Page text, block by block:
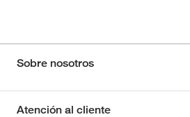
Sobre nosotros
Atención al cliente